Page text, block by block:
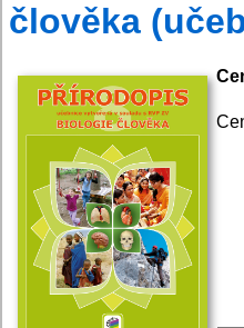
člověka